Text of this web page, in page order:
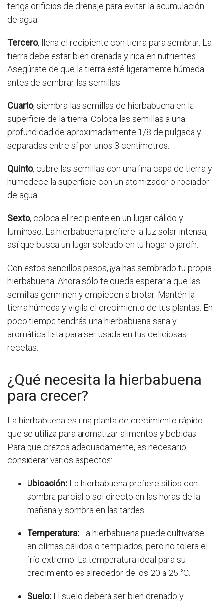
tenga orificios de drenaje para evitar la acumulación
de agua.
Tercero, llena el recipiente con tierra para sembrar. La
tierra debe estar bien drenada y rica en nutrientes.
Asegúrate de que la tierra esté ligeramente húmeda
antes de sembrar las semillas.
Cuarto, siembra las semillas de hierbabuena en la
superficie de la tierra. Coloca las semillas a una
profundidad de aproximadamente 1/8 de pulgada y
separadas entre sí por unos 3 centímetros.
Quinto, cubre las semillas con una fina capa de tierra y
humedece la superficie con un atomizador o rociador
de agua.
Sexto, coloca el recipiente en un lugar cálido y
luminoso. La hierbabuena prefiere la luz solar intensa,
así que busca un lugar soleado en tu hogar o jardín.
Con estos sencillos pasos, ¡ya has sembrado tu propia
hierbabuena! Ahora sólo te queda esperar a que las
semillas germinen y empiecen a brotar. Mantén la
tierra húmeda y vigila el crecimiento de tus plantas. En
poco tiempo tendrás una hierbabuena sana y
aromática lista para ser usada en tus deliciosas
recetas.
¿Qué necesita la hierbabuena
para crecer?
La hierbabuena es una planta de crecimiento rápido
que se utiliza para aromatizar alimentos y bebidas.
Para que crezca adecuadamente, es necesario
considerar varios aspectos:
Ubicación: La hierbabuena prefiere sitios con
sombra parcial o sol directo en las horas de la
mañana y sombra en las tardes.
Temperatura: La hierbabuena puede cultivarse
en climas cálidos o templados, pero no tolera el
frío extremo. La temperatura ideal para su
crecimiento es alrededor de los 20 a 25 °C.
Suelo: El suelo deberá ser bien drenado y